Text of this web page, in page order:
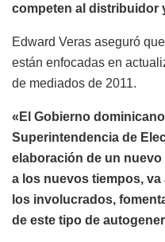
competen al distribuidor
Edward Veras aseguró
están enfocadas en
de mediados de 2011.
«El Gobierno
Superintendencia de
elaboración de un
a los nuevos tiempos,
los involucrados,
de este tipo de